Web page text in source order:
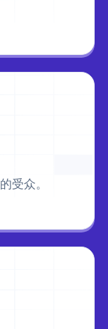
受众。